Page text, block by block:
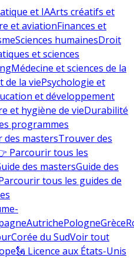
et IAArts créatifs et
et aviationFinances et
Sciences humainesDroit
et sciences
Médecine et sciences de la
de la viePsychologie et
et développement
et hygiène de vieDurabilité
programmes
des mastersTrouver des
Parcourir tous les
des mastersGuide des
tous les guides de
AutrichePologneGrèce
Corée du SudVoir tout
🗽 Licence aux États-Unis